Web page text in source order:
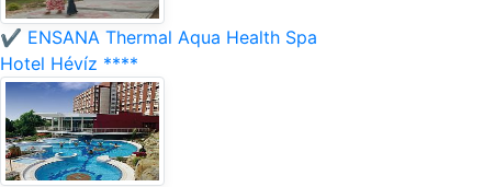
✔️ ENSANA Thermal Aqua Health Spa
Hotel Hévíz ****